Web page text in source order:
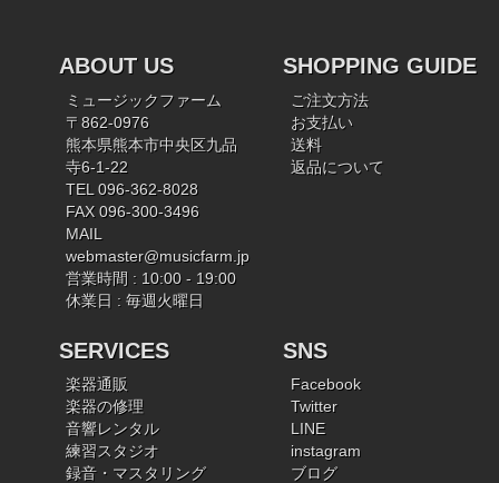
ABOUT US
ミュージックファーム
〒862-0976
熊本県熊本市中央区九品
寺6-1-22
TEL 096-362-8028
FAX 096-300-3496
MAIL
webmaster@musicfarm.jp
営業時間 : 10:00 - 19:00
休業日 : 毎週火曜日
SHOPPING GUIDE
ご注文方法
お支払い
送料
返品について
SERVICES
楽器通販
楽器の修理
音響レンタル
練習スタジオ
録音・マスタリング
SNS
Facebook
Twitter
LINE
instagram
ブログ